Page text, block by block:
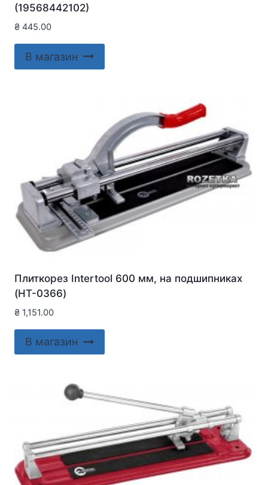
(19568442102)
₴ 445.00
В магазин
Плиткорез Intertool 600 мм, на подшипниках
(HT-0366)
₴ 1,151.00
В магазин